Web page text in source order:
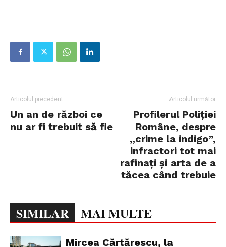
Articolul precedent
Un an de război ce
nu ar fi trebuit să fie
Articolul următor
Profilerul Poliției
Române, despre
„crime la indigo”,
infractori tot mai
rafinați și arta de a
tăcea când trebuie
SIMILAR MAI MULTE
Mircea Cărtărescu, la